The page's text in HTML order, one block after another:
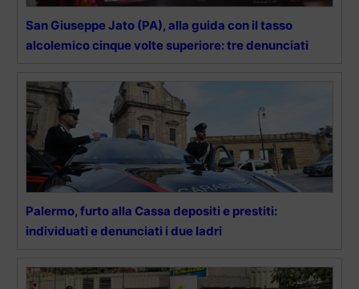
San Giuseppe Jato (PA), alla guida con il tasso
alcolemico cinque volte superiore: tre denunciati
Palermo, furto alla Cassa depositi e prestiti:
individuati e denunciati i due ladri